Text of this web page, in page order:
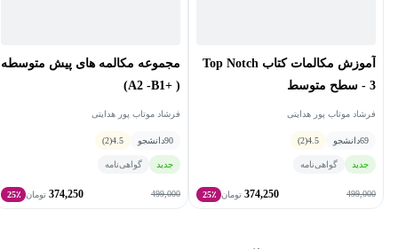
آموزش مکالمات کتاب Top Notch
3 - سطح متوسط
فرشاد موتاب پور هدایتی
69دانشجو 4.5
(2)
جدید گواهی‌نامه
499,000
374,250 تومان 25٪
مجموعه مکالمه های پیش متوسطه
( +A2 -B1)
فرشاد موتاب پور هدایتی
90دانشجو 4.5
(2)
جدید گواهی‌نامه
499,000
374,250 تومان 25٪